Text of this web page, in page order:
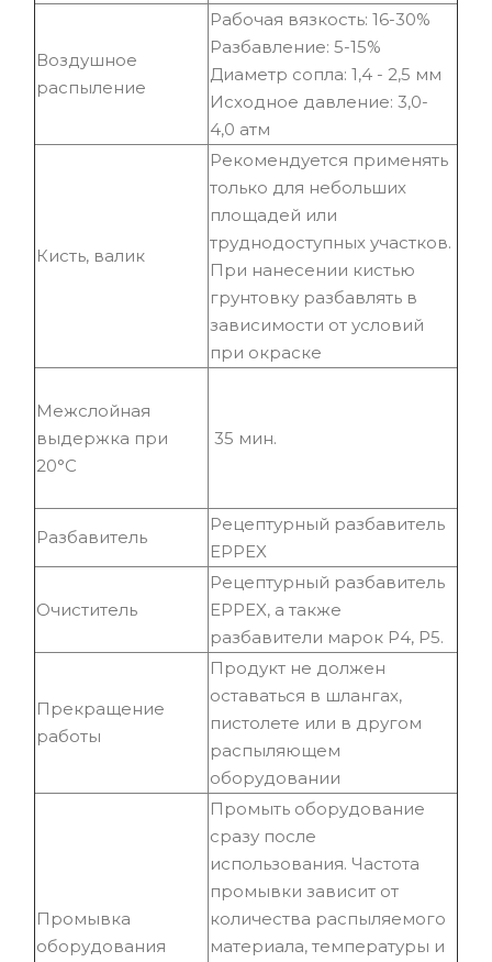
Воздушное
распыление
Рабочая вязкость: 16-30%
Разбавление: 5-15%
Диаметр сопла: 1,4 - 2,5 мм
Исходное давление: 3,0-
4,0 атм
Кисть, валик
Рекомендуется применять
только для небольших
площадей или
труднодоступных участков.
При нанесении кистью
грунтовку разбавлять в
зависимости от условий
при окраске
Межслойная
выдержка при
20°С
35 мин.
Разбавитель
Рецептурный разбавитель
EPPEX
Очиститель
Рецептурный разбавитель
EPPEX, а также
разбавители марок Р4, Р5.
Прекращение
работы
Продукт не должен
оставаться в шлангах,
пистолете или в другом
распыляющем
оборудовании
Промывка
оборудования
Промыть оборудование
сразу после
использования. Частота
промывки зависит от
количества распыляемого
материала, температуры и